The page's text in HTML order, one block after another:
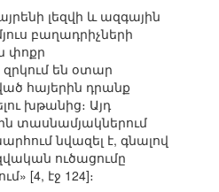
լեզվի և ազգային
բաղադրիչների
փոքր
զրկում են օտար
հայերին դրանք
խթանից։ Այդ
տասնամյակներում
նվազել է, գնալով
ուծացումը
[4, էջ 124]։